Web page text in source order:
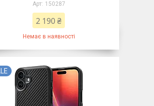
150287
2 190 ₴
Немає в наявності